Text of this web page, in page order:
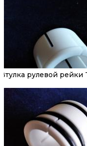
Втулка рулевой рейки